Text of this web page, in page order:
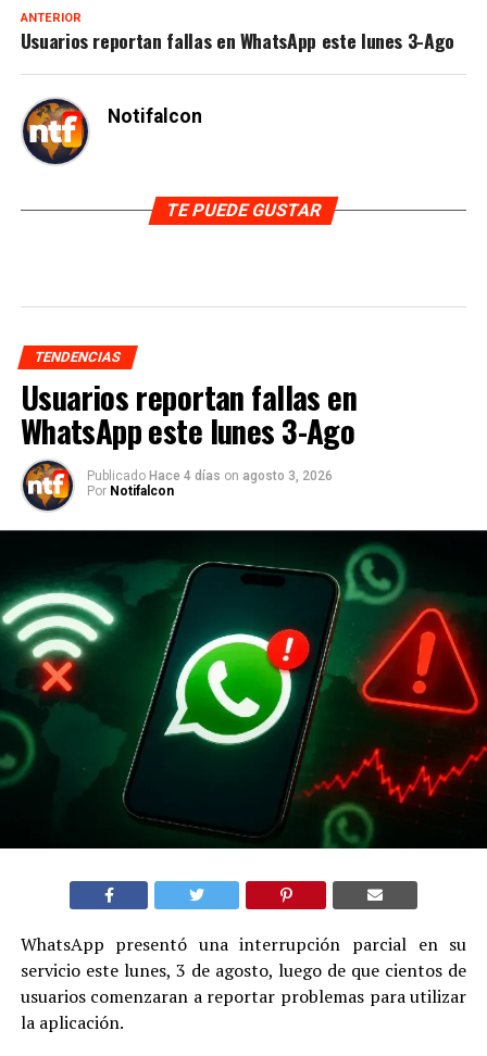
ANTERIOR
Usuarios reportan fallas en WhatsApp este lunes 3-Ago
Notifalcon
TE PUEDE GUSTAR
TENDENCIAS
Usuarios reportan fallas en
WhatsApp este lunes 3-Ago
Publicado Hace 4 días on agosto 3, 2026
Por Notifalcon
WhatsApp presentó una interrupción parcial en su
servicio este lunes, 3 de agosto, luego de que cientos de
usuarios comenzaran a reportar problemas para utilizar
la aplicación.